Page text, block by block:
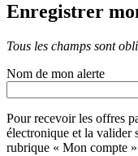
Enregistrer
Tous les champs sont
Nom de mon alerte
Pour recevoir les offres
électronique et la valider
rubrique « Mon compte »